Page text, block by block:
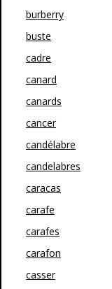
burberry
buste
cadre
canard
canards
cancer
candélabre
candelabres
caracas
carafe
carafes
carafon
casser